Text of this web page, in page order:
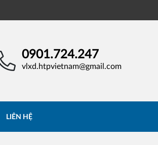
0901.724.247
vlxd.htpvietnam@gmail.com
LIÊN HỆ